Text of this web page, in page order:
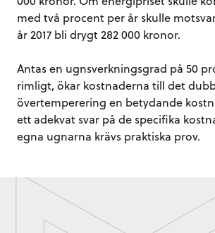
med två procent per år skulle
år 2017 bli drygt 282 000 kronor.
Antas en ugnsverkningsgrad på 50
rimligt, ökar kostnaderna till det
övertemperering en betydande
ett adekvat svar på de specifika
egna ugnarna krävs praktiska prov.